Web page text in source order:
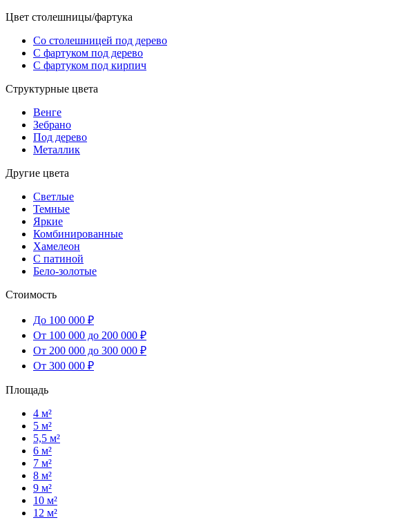
Цвет столешницы/фартука
Со столешницей под дерево
С фартуком под дерево
С фартуком под кирпич
Структурные цвета
Венге
Зебрано
Под дерево
Металлик
Другие цвета
Светлые
Темные
Яркие
Комбинированные
Хамелеон
С патиной
Бело-золотые
Стоимость
До 100 000 ₽
От 100 000 до 200 000 ₽
От 200 000 до 300 000 ₽
От 300 000 ₽
Площадь
4 м²
5 м²
5,5 м²
6 м²
7 м²
8 м²
9 м²
10 м²
12 м²